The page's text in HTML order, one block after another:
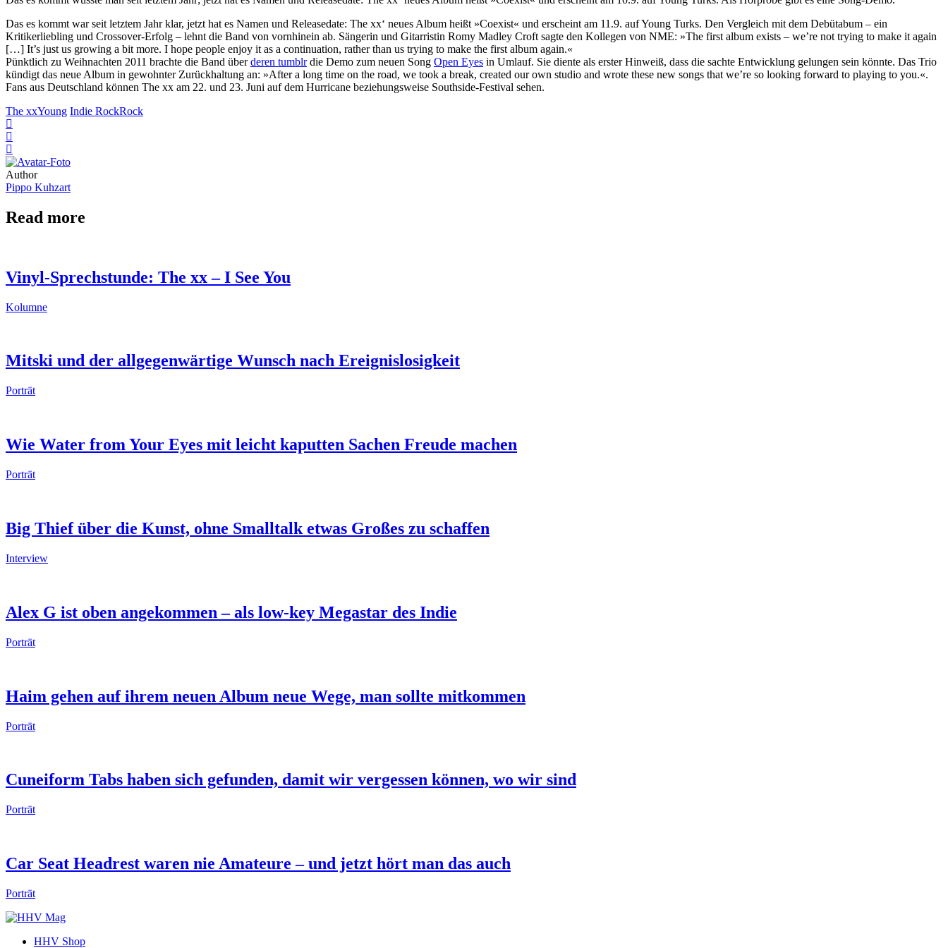
Das es kommt war seit letztem Jahr klar, jetzt hat es Namen und Releasedate: The xx‘ neues Album heißt »Coexist« und erscheint am 11.9. auf Young Turks. Den Vergleich mit dem Debütabum – ein
Kritikerliebling und Crossover-Erfolg – lehnt die Band von vornhinein ab. Sängerin und Gitarristin Romy Madley Croft sagte den Kollegen von NME: »The first album exists – we’re not trying to make it again
[…] It’s just us growing a bit more. I hope people enjoy it as a continuation, rather than us trying to make the first album again.«
Pünktlich zu Weihnachten 2011 brachte die Band überderen tumblrdie Demo zum neuen Song Open Eyes in Umlauf. Sie diente als erster Hinweiß, dass die sachte Entwicklung gelungen sein könnte. Das Trio
kündigt das neue Album in gewohnter Zurückhaltung an: »After a long time on the road, we took a break, created our own studio and wrote these new songs that we’re so looking forward to playing to you.«.
Fans aus Deutschland können The xx am 22. und 23. Juni auf dem Hurricane beziehungsweise Southside-Festival sehen.
The xxYoung Indie RockRock
Author
Pippo Kuhzart
Read more
Vinyl-Sprechstunde: The xx – I See You
Kolumne
Mitski und der allgegenwärtige Wunsch nach Ereignislosigkeit
Porträt
Wie Water from Your Eyes mit leicht kaputten Sachen Freude machen
Porträt
Big Thief über die Kunst, ohne Smalltalk etwas Großes zu schaffen
Interview
Alex G ist oben angekommen – als low-key Megastar des Indie
Porträt
Haim gehen auf ihrem neuen Album neue Wege, man sollte mitkommen
Porträt
Cuneiform Tabs haben sich gefunden, damit wir vergessen können, wo wir sind
Porträt
Car Seat Headrest waren nie Amateure – und jetzt hört man das auch
Porträt
HHV Shop